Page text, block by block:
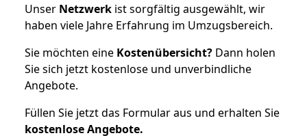
Unser Netzwerk ist sorgfältig ausgewählt, wir
haben viele Jahre Erfahrung im Umzugsbereich.
Sie möchten eine Kostenübersicht? Dann holen
Sie sich jetzt kostenlose und unverbindliche
Angebote.
Füllen Sie jetzt das Formular aus und erhalten Sie
kostenloseAngebote.